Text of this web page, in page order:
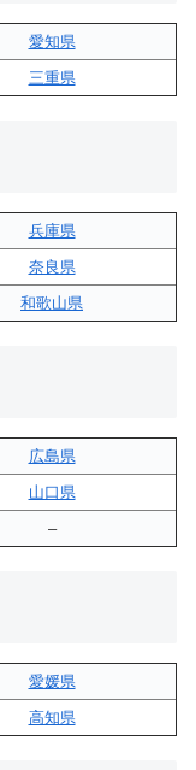
愛知県
三重県
兵庫県
奈良県
和歌山県
広島県
山口県
–
愛媛県
高知県